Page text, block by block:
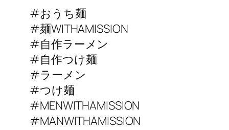
#おうち麺
#麺WITHAMISSION
#自作ラーメン
#自作つけ麺
#ラーメン
#つけ麺
#MENWITHAMISSION
#MANWITHAMISSION